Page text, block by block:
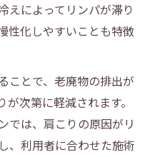
えによってリンパが滞り
性化しやすいことも特徴
ことで、老廃物の排出が
次第に軽減されます。
では、肩こりの原因がリ
、利用者に合わせた施術